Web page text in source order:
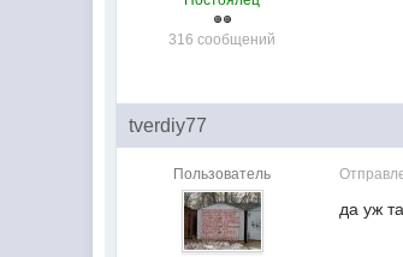
316 сообщений
tverdiy77
Пользователь
да уж